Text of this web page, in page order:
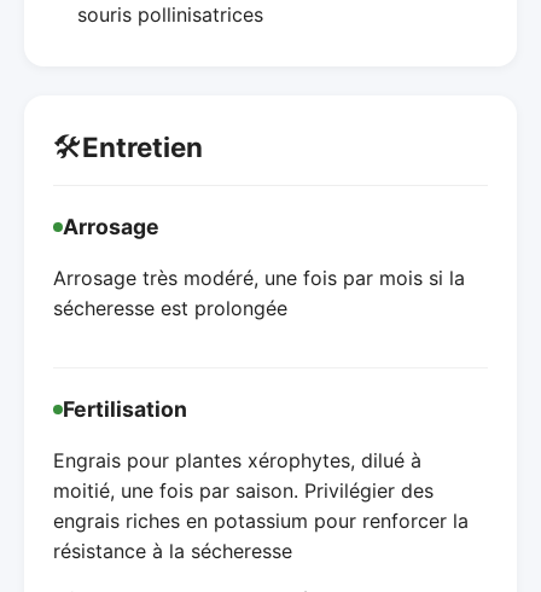
souris pollinisatrices
🛠️Entretien
Arrosage
Arrosage très modéré, une fois par mois si la
sécheresse est prolongée
Fertilisation
Engrais pour plantes xérophytes, dilué à
moitié, une fois par saison. Privilégier des
engrais riches en potassium pour renforcer la
résistance à la sécheresse